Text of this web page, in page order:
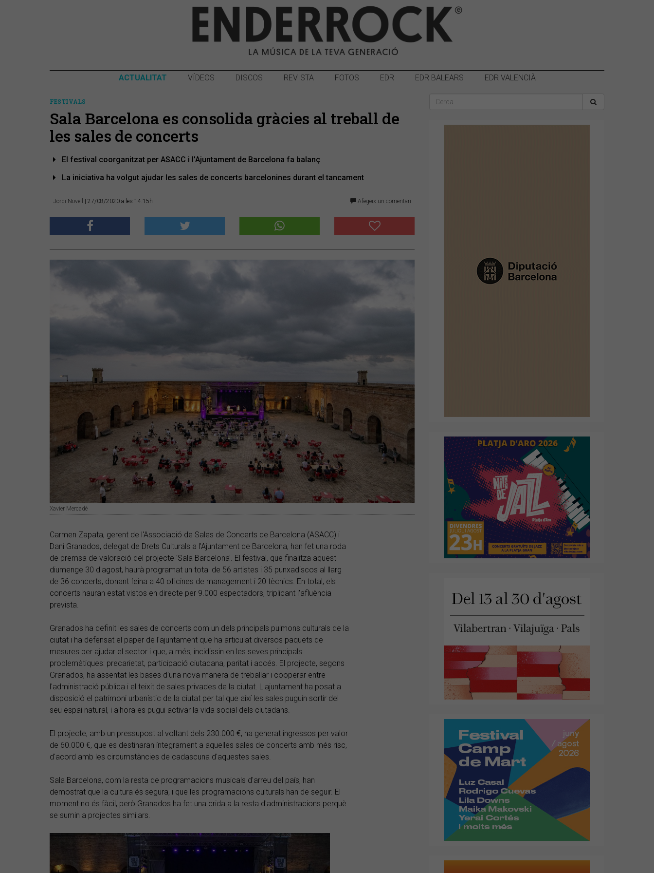
ACTUALITAT VÍDEOS DISCOS REVISTA FOTOS EDR EDR BALEARS EDR VALENCIÀ
FESTIVALS
Sala Barcelona es consolida gràcies al treball de
les sales de concerts
El festival coorganitzat per ASACC i l'Ajuntament de Barcelona fa balanç
La iniciativa ha volgut ajudar les sales de concerts barcelonines durant el tancament
Jordi Novell | 27/08/2020 a les 14:15h Afegeix un comentari
Xavier Mercadé
Carmen Zapata, gerent de l'Associació de Sales de Concerts de Barcelona (ASACC) i
Dani Granados, delegat de Drets Culturals a l'Ajuntament de Barcelona, han fet una roda
de premsa de valoració del projecte 'Sala Barcelona'. El festival, que finalitza aquest
diumenge 30 d'agost, haurà programat un total de 56 artistes i 35 punxadiscos al llarg
de 36 concerts, donant feina a 40 oficines de management i 20 tècnics. En total, els
concerts hauran estat vistos en directe per 9.000 espectadors, triplicant l'afluència
prevista.
Granados ha definit les sales de concerts com un dels principals pulmons culturals de la
ciutat i ha defensat el paper de l'ajuntament que ha articulat diversos paquets de
mesures per ajudar el sector i que, a més, incidissin en les seves principals
problemàtiques: precarietat, participació ciutadana, paritat i accés. El projecte, segons
Granados, ha assentat les bases d'una nova manera de treballar i cooperar entre
l'administració pública i el teixit de sales privades de la ciutat. L'ajuntament ha posat a
disposició el patrimoni urbanístic de la ciutat per tal que així les sales puguin sortir del
seu espai natural, i alhora es pugui activar la vida social dels ciutadans.
El projecte, amb un pressupost al voltant dels 230.000 €, ha generat ingressos per valor
de 60.000 €, que es destinaran íntegrament a aquelles sales de concerts amb més risc,
d'acord amb les circumstàncies de cadascuna d'aquestes sales.
Sala Barcelona, com la resta de programacions musicals d'arreu del país, han
demostrat que la cultura és segura, i que les programacions culturals han de seguir. El
moment no és fàcil, però Granados ha fet una crida a la resta d'administracions perquè
se sumin a projectes similars.